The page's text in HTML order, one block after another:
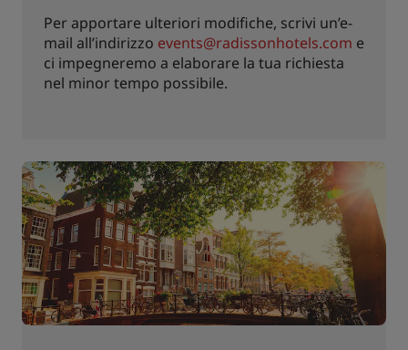
Per apportare ulteriori modifiche, scrivi un’e-
mail all’indirizzo events@radissonhotels.com e
ci impegneremo a elaborare la tua richiesta
nel minor tempo possibile.